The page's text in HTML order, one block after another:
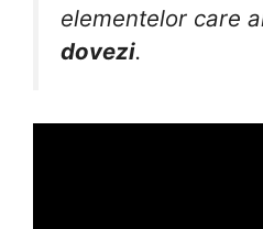
elementelor care
dovezi.